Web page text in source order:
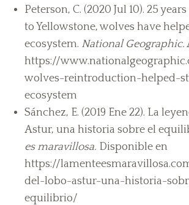
Peterson, C. (2020 Jul 10). 25
to Yellowstone, wolves have
ecosystem. National Geographic.
https://
wolves-reintroduction-helped-
ecosystem
Sánchez, E. (2019 Ene 22). La
Astur, una historia sobre el
es maravillosa. Disponible en
https://
del-lobo-astur-una-historia-
equilibrio/